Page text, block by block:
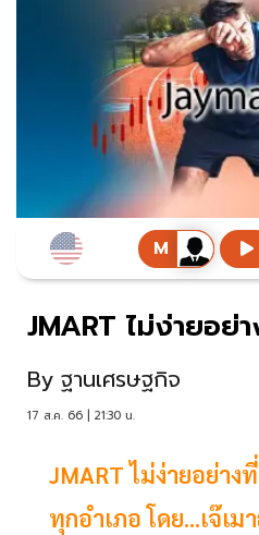
JMART ไม่ง่ายอย่
By ฐานเศรษฐกิจ
17 ส.ค. 66 | 21:30 น.
JMART ไม่ง่ายอย่า
ทุกอำเภอ โดย...เจ๊เม